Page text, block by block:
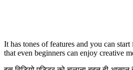
It has tones of features and you can
that even beginners can enjoy creative